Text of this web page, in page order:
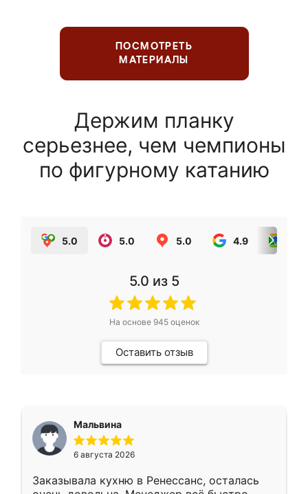
ПОСМОТРЕТЬ
МАТЕРИАЛЫ
Держим планку
серьезнее, чем чемпионы
по фигурному катанию
5.0 5.0 5.0 4.9
5.0 из 5
На основе 945оценок
Оставить отзыв
Мальвина
6 августа 2026
Заказывала кухню в Ренессанс, осталась